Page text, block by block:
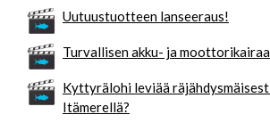
Uutuustuotteen lanseeraus!
Turvallisen akku- ja
Kyttyrälohi leviää
Itämerellä?